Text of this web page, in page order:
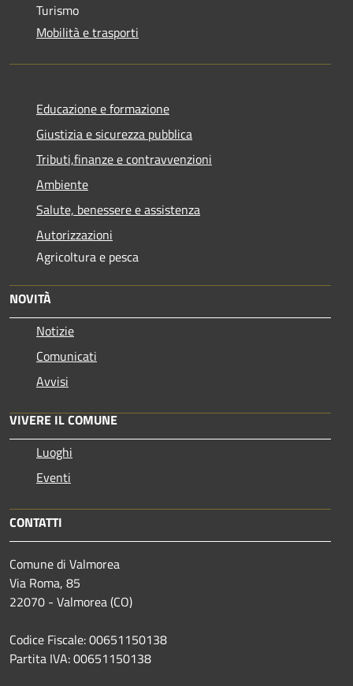
Turismo
Mobilità e trasporti
Educazione e formazione
Giustizia e sicurezza pubblica
Tributi,finanze e contravvenzioni
Ambiente
Salute, benessere e assistenza
Autorizzazioni
Agricoltura e pesca
NOVITÀ
Notizie
Comunicati
Avvisi
VIVERE IL COMUNE
Luoghi
Eventi
CONTATTI
Comune di Valmorea
Via Roma, 85
22070 - Valmorea (CO)
Codice Fiscale: 00651150138
Partita IVA: 00651150138